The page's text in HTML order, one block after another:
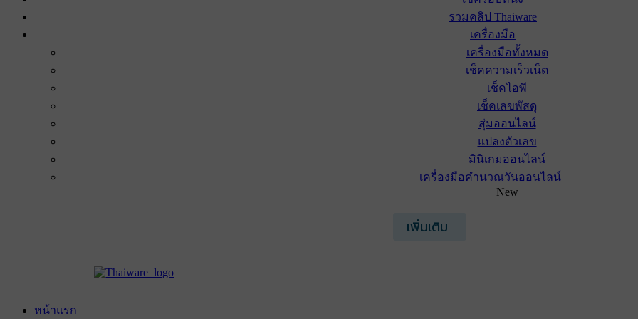
รวมคลิป Thaiware
เครื่องมือ
เครื่องมือทั้งหมด
เช็คความเร็วเน็ต
เช็คไอพี
เช็คเลขพัสดุ
สุ่มออนไลน์
แปลงตัวเลข
มินิเกมออนไลน์
เครื่องมือคำนวณวันออนไลน์
New
เพิ่มเติม
หน้าแรก